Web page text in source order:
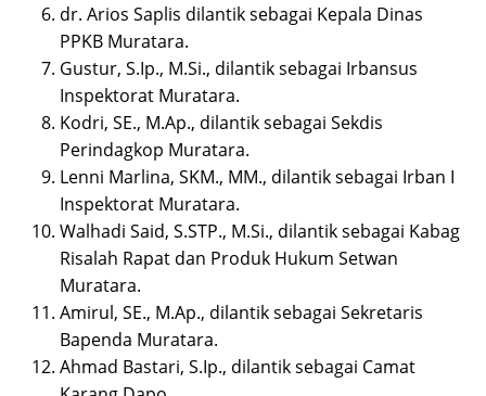
dr. Arios Saplis dilantik sebagai Kepala Dinas
PPKB Muratara.
Gustur, S.Ip., M.Si., dilantik sebagai Irbansus
Inspektorat Muratara.
Kodri, SE., M.Ap., dilantik sebagai Sekdis
Perindagkop Muratara.
Lenni Marlina, SKM., MM., dilantik sebagai Irban I
Inspektorat Muratara.
Walhadi Said, S.STP., M.Si., dilantik sebagai Kabag
Risalah Rapat dan Produk Hukum Setwan
Muratara.
Amirul, SE., M.Ap., dilantik sebagai Sekretaris
Bapenda Muratara.
Ahmad Bastari, S.Ip., dilantik sebagai Camat